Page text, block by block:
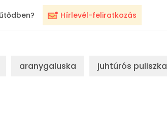
Hírlevél-feliratkozás
aranygaluska juhtúrós puliszka